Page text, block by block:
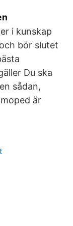
i kunskap
bör slutet
Du ska
sådan,
är